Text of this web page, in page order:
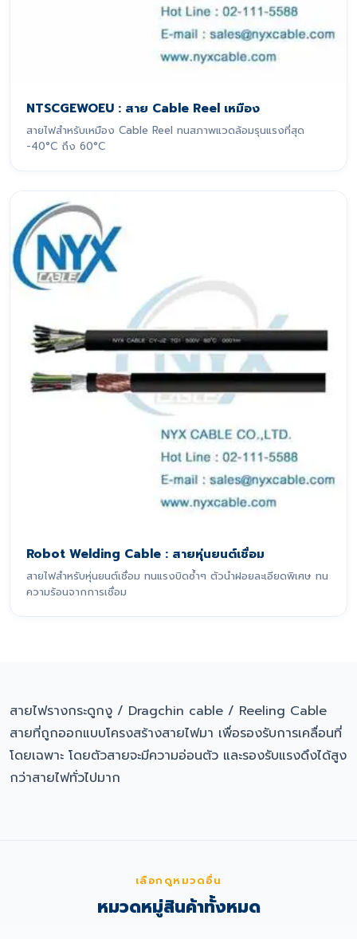
NTSCGEWOEU : สาย Cable Reel เหมือง
สายไฟสำหรับเหมือง Cable Reel ทนสภาพแวดล้อมรุนแรงที่สุด
-40°C ถึง 60°C
Robot Welding Cable : สายหุ่นยนต์เชื่อม
สายไฟสำหรับหุ่นยนต์เชื่อม ทนแรงบิดซ้ำๆ ตัวนำฝอยละเอียดพิเศษ ทน
ความร้อนจากการเชื่อม
สายไฟรางกระดูกงู / Dragchin cable / Reeling Cable
สายที่ถูกออกแบบโครงสร้างสายไฟมา เพื่อรองรับการเคลื่อนที่
โดยเฉพาะ โดยตัวสายจะมีความอ่อนตัว และรองรับแรงดึงได้สูง
กว่าสายไฟทั่วไปมาก
เลือกดูหมวดอื่น
หมวดหมู่สินค้าทั้งหมด